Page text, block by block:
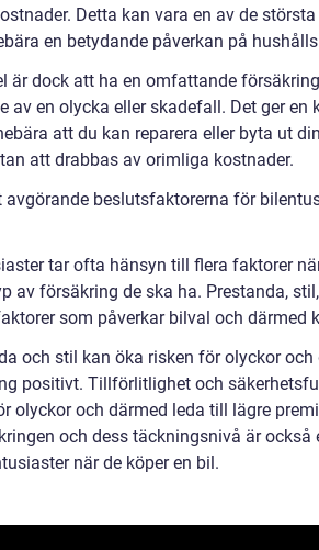
Detta kan vara en av de
en betydande påverkan på
är dock att ha en omfattande
av en olycka eller skadefall. Det ger en
att du kan reparera eller byta ut
att drabbas av orimliga kostnader.
avgörande beslutsfaktorerna för
tar ofta hänsyn till flera faktorer
av försäkring de ska ha. Prestanda,
som påverkar bilval och därmed
och stil kan öka risken för olyckor
positivt. Tillförlitlighet och
olyckor och därmed leda till lägre
och dess täckningsnivå är
när de köper en bil.